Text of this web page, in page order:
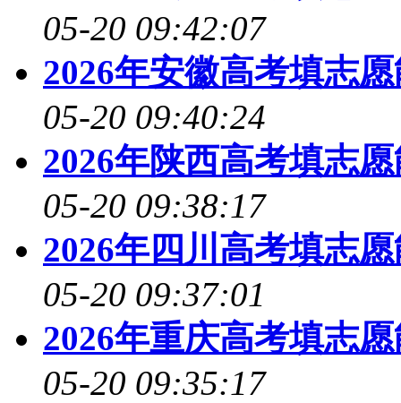
05-20 09:42:07
2026年安徽高考填志
05-20 09:40:24
2026年陕西高考填志
05-20 09:38:17
2026年四川高考填志
05-20 09:37:01
2026年重庆高考填志
05-20 09:35:17